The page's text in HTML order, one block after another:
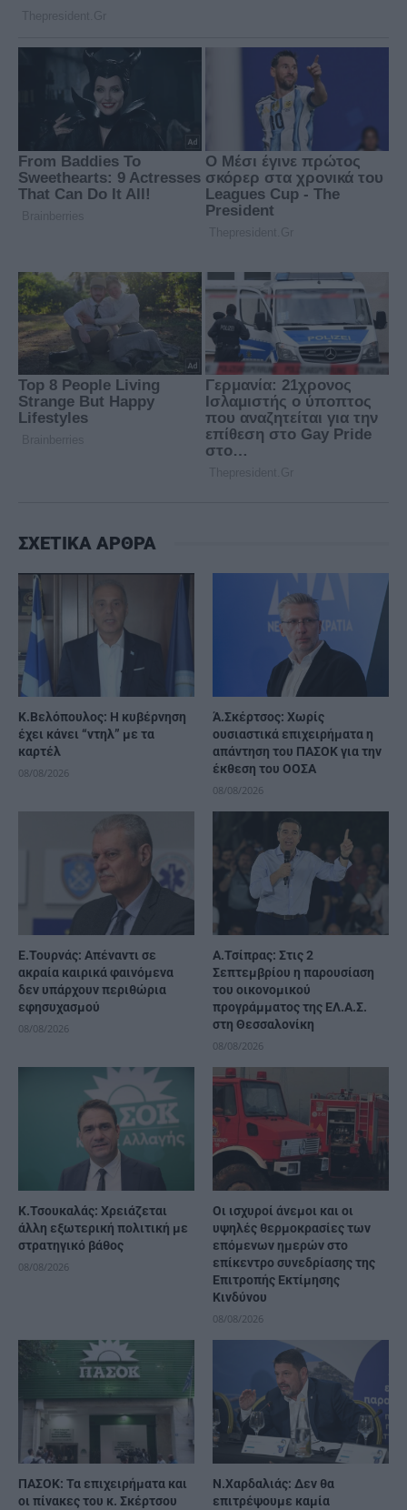
ΣΧΕΤΙΚΑ ΑΡΘΡΑ
Κ.Βελόπουλος: Η κυβέρνηση
έχει κάνει “ντηλ” με τα
καρτέλ
08/08/2026
Ά.Σκέρτσος: Χωρίς
ουσιαστικά επιχειρήματα η
απάντηση του ΠΑΣΟΚ για την
έκθεση του ΟΟΣΑ
08/08/2026
Ε.Τουρνάς: Απέναντι σε
ακραία καιρικά φαινόμενα
δεν υπάρχουν περιθώρια
εφησυχασμού
08/08/2026
Α.Τσίπρας: Στις 2
Σεπτεμβρίου η παρουσίαση
του οικονομικού
προγράμματος της ΕΛ.Α.Σ.
στη Θεσσαλονίκη
08/08/2026
Κ.Τσουκαλάς: Xρειάζεται
άλλη εξωτερική πολιτική με
στρατηγικό βάθος
08/08/2026
Οι ισχυροί άνεμοι και οι
υψηλές θερμοκρασίες των
επόμενων ημερών στο
επίκεντρο συνεδρίασης της
Επιτροπής Εκτίμησης
Κινδύνου
08/08/2026
ΠΑΣΟΚ: Τα επιχειρήματα και
οι πίνακες του κ. Σκέρτσου
Ν.Χαρδαλιάς: Δεν θα
επιτρέψουμε καμία